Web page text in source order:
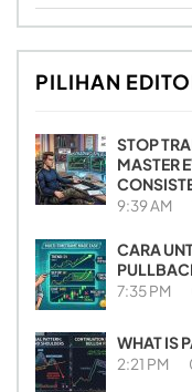
PILIHAN
STOP
MASTER
9:39 AM
CARA
7:35 PM
WHAT IS
2:21 PM